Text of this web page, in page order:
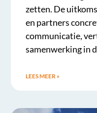
zetten. De
en partners
communicatie,
samenwerking in
LEES MEER »